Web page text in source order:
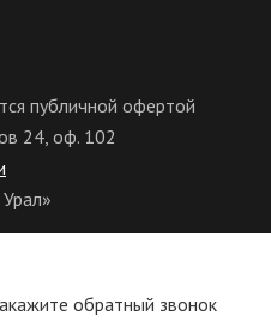
публичной офертой
24, оф. 102
обратный звонок